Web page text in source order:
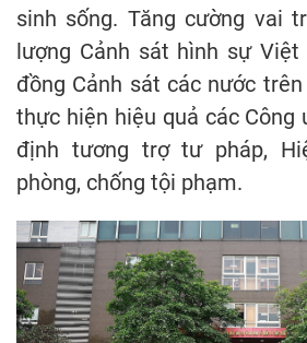
sinh sống. Tăng cường vai
lượng Cảnh sát hình sự Việt
đồng Cảnh sát các nước
thực hiện hiệu quả các Công
định tương trợ tư pháp,
phòng, chống tội phạm.